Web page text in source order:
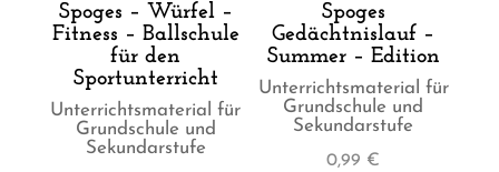
Spoges – Würfel –
Fitness – Ballschule
für den
Sportunterricht
Unterrichtsmaterial für
Grundschule und
Sekundarstufe
Spoges
Gedächtnislauf –
Summer – Edition
Unterrichtsmaterial für
Grundschule und
Sekundarstufe
0,99 €